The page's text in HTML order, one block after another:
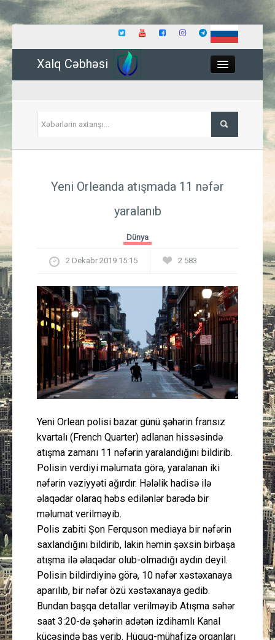
Xalq Cəbhəsi
İqtisadiyyat
Güney Azərbaycan
Mədəniyyət
Müsahibə
İdman
Cəmiyyət
Əlaqə
Yeni Orleanda atışmada 11 nəfər
yaralanıb
Dünya
2 Dekabr 2019 15:15 2 583
Yeni Orlean polisi bazar günü şəhərin fransız
kvartalı (French Quarter) adlanan hissəsində
atışma zamanı 11 nəfərin yaralandığını bildirib.
Polisin verdiyi məlumata görə, yaralanan iki
nəfərin vəziyyəti ağırdır. Hələlik hadisə ilə
əlaqədar olaraq həbs edilənlər barədə bir
məlumat verilməyib.
Polis zabiti Şon Ferquson mediaya bir nəfərin
saxlandığını bildirib, lakin həmin şəxsin birbaşa
atışma ilə əlaqədar olub-olmadığı aydın deyil.
Polisin bildirdiyinə görə, 10 nəfər xəstəxanaya
aparılıb, bir nəfər özü xəstəxanaya gedib.
Bundan başqa detallar verilməyib Atışma səhər
saat 3:20-də şəhərin adətən izdihamlı Kanal
küçəsində baş verib. Hüquq-mühafizə orqanları